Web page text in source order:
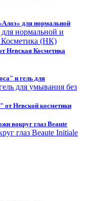
для нормальной
Невская Косметика
и гель для
Невской косметики
вокруг глаз Beaute